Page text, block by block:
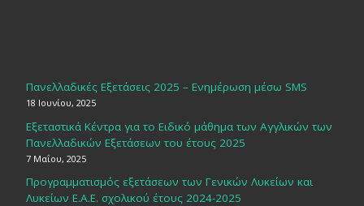
Πανελλαδικές Εξετάσεις 2025 – Ενημέρωση μέσω SMS
18 Ιουνίου, 2025
Εξεταστικά Κέντρα για το Ειδικό μάθημα των Αγγλικών των
Πανελλαδικών Εξετάσεων του έτους 2025
7 Μαΐου, 2025
Προγραμματισμός εξετάσεων των Γενικών Λυκείων και
Λυκείων Ε.Α.Ε. σχολικού έτους 2024-2025